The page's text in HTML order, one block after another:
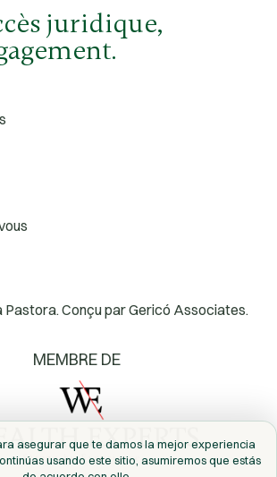
juridique,
Conçu parGericó Associates.
MEMBRE DE
asegurar que te damos la mejor experiencia
usando este sitio, asumiremos que estás